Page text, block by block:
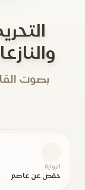
والنازعات 15-41
بصوت
الرواية
حفص عن عاصم